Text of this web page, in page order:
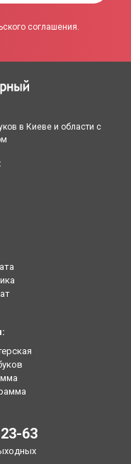
соглашения.
в Киеве и области с
63